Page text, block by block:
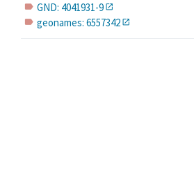
label GND: 4041931-9
label geonames: 6557342